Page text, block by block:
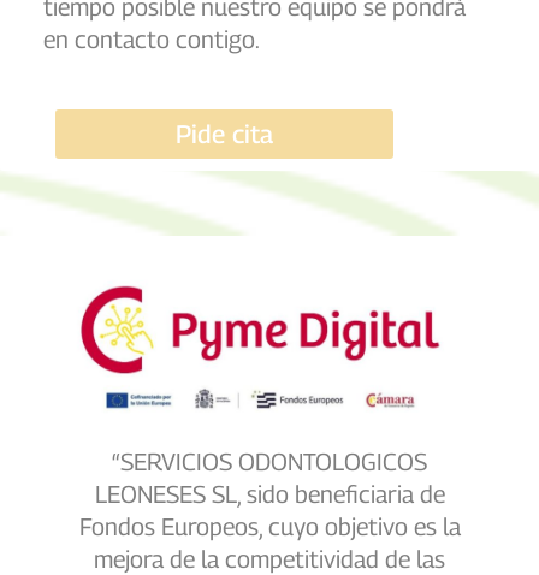
tiempo posible nuestro equipo se pondrá
en contacto contigo.
Pide cita
“SERVICIOS ODONTOLOGICOS
LEONESES SL, sido beneficiaria de
Fondos Europeos, cuyo objetivo es la
mejora de la competitividad de las